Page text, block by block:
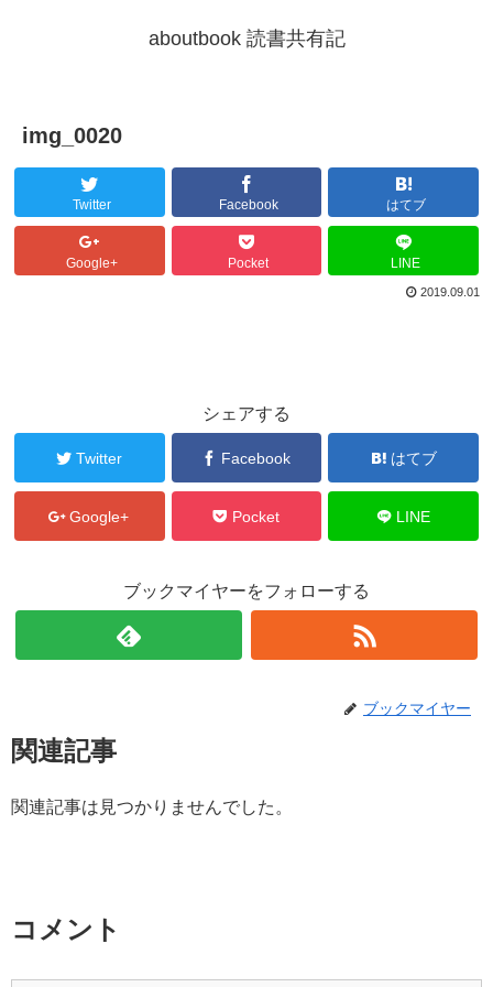
aboutbook 読書共有記
img_0020
Twitter Facebook はてブ
Google+ Pocket LINE
2019.09.01
シェアする
Twitter Facebook はてブ
Google+ Pocket LINE
ブックマイヤーをフォローする
ブックマイヤー
関連記事
関連記事は見つかりませんでした。
コメント